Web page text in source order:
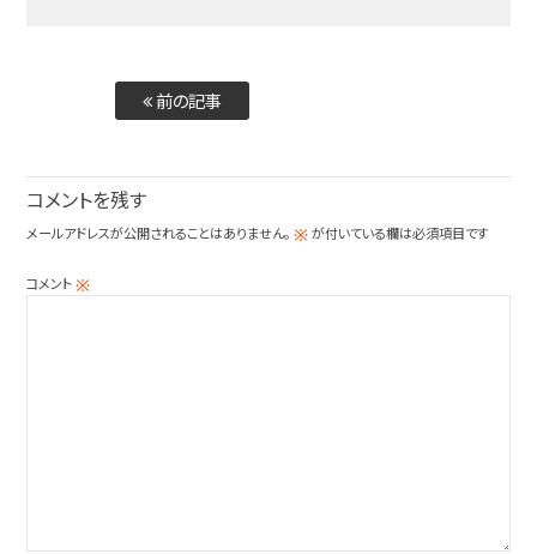
前の記事
コメントを残す
メールアドレスが公開されることはありません。 ※が付いている欄は必須項目です
コメント※